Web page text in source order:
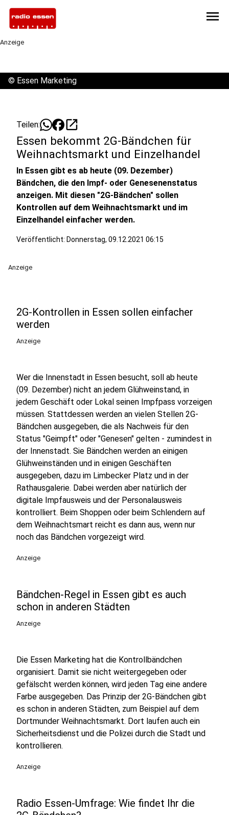
menu
Anzeige
© Essen Marketing
Teilen: open_in_new
Essen bekommt 2G-Bändchen für
Weihnachtsmarkt und Einzelhandel
In Essen gibt es ab heute (09. Dezember)
Bändchen, die den Impf- oder Genesenenstatus
anzeigen. Mit diesen "2G-Bändchen" sollen
Kontrollen auf dem Weihnachtsmarkt und im
Einzelhandel einfacher werden.
Veröffentlicht: Donnerstag, 09.12.2021 06:15
Anzeige
2G-Kontrollen in Essen sollen einfacher
werden
Anzeige
Wer die Innenstadt in Essen besucht, soll ab heute
(09. Dezember) nicht an jedem Glühweinstand, in
jedem Geschäft oder Lokal seinen Impfpass vorzeigen
müssen. Stattdessen werden an vielen Stellen 2G-
Bändchen ausgegeben, die als Nachweis für den
Status "Geimpft" oder "Genesen" gelten - zumindest in
der Innenstadt. Sie Bändchen werden an einigen
Glühweinständen und in einigen Geschäften
ausgegeben, dazu im Limbecker Platz und in der
Rathausgalerie. Dabei werden aber natürlich der
digitale Impfausweis und der Personalausweis
kontrolliert. Beim Shoppen oder beim Schlendern auf
dem Weihnachtsmart reicht es dann aus, wenn nur
noch das Bändchen vorgezeigt wird.
Anzeige
Bändchen-Regel in Essen gibt es auch
schon in anderen Städten
Anzeige
Die Essen Marketing hat die Kontrollbändchen
organisiert. Damit sie nicht weitergegeben oder
gefälscht werden können, wird jeden Tag eine andere
Farbe ausgegeben. Das Prinzip der 2G-Bändchen gibt
es schon in anderen Städten, zum Beispiel auf dem
Dortmunder Weihnachtsmarkt. Dort laufen auch ein
Sicherheitsdienst und die Polizei durch die Stadt und
kontrollieren.
Anzeige
Radio Essen-Umfrage: Wie findet Ihr die